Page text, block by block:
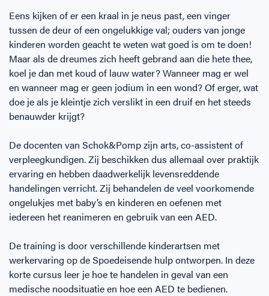
Inloggen
Eens kijken of er een kraal in je neus past, een vinger
tussen de deur of een ongelukkige val; ouders van jonge
kinderen worden geacht te weten wat goed is om te doen!
Maar als de dreumes zich heeft gebrand aan die hete thee,
koel je dan met koud of lauw water? Wanneer mag er wel
en wanneer mag er geen jodium in een wond? Of erger, wat
doe je als je kleintje zich verslikt in een druif en het steeds
benauwder krijgt?
De docenten van Schok&Pomp zijn arts, co-assistent of
verpleegkundigen. Zij beschikken dus allemaal over praktijk
ervaring en hebben daadwerkelijk levensreddende
handelingen verricht. Zij behandelen de veel voorkomende
ongelukjes met baby’s en kinderen en oefenen met
iedereen het reanimeren en gebruik van een AED.
De training is door verschillende kinderartsen met
werkervaring op de Spoedeisende hulp ontworpen. In deze
korte cursus leer je hoe te handelen in geval van een
medische noodsituatie en hoe een AED te bedienen.